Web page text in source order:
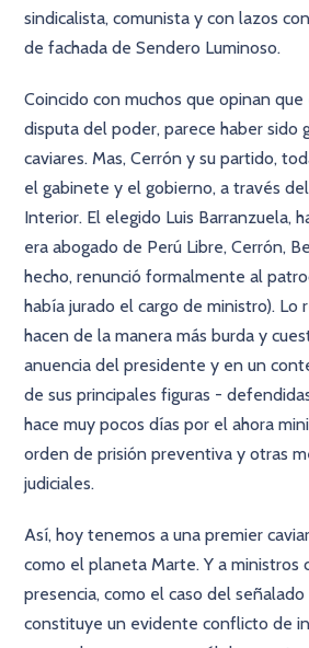
sindicalista, comunista y con lazos
de fachada de Sendero Luminoso.
Coincido con muchos que opinan
disputa del poder, parece haber sido
caviares. Mas, Cerrón y su partido,
el gabinete y el gobierno, a través
Interior. El elegido Luis Barranzuela,
era abogado de Perú Libre, Cerrón,
hecho, renunció formalmente al
había jurado el cargo de ministro). Lo
hacen de la manera más burda y
anuencia del presidente y en un
de sus principales figuras -
hace muy pocos días por el ahora
orden de prisión preventiva y otras
judiciales.
Así, hoy tenemos a una premier
como el planeta Marte. Y a ministros
presencia, como el caso del señalado
constituye un evidente conflicto de